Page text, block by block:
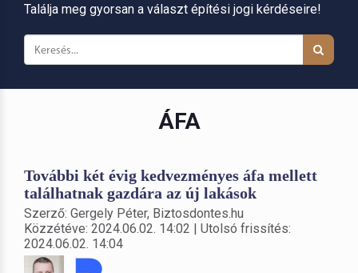
Találja meg gyorsan a választ építési jogi kérdéseire!
ÁFA
További két évig kedvezményes áfa mellett
találhatnak gazdára az új lakások
Szerző: Gergely Péter, Biztosdontes.hu
Közzétéve: 2024.06.02. 14:02 | Utolsó frissítés:
2024.06.02. 14:04